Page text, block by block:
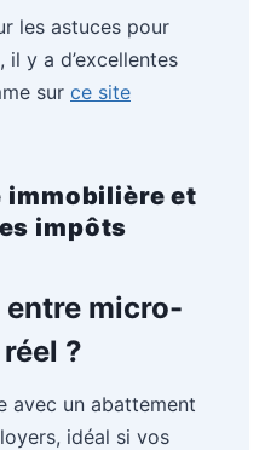
les astuces pour
y a d’excellentes
sur ce site
immobilière et
impôts
micro-
?
avec un abattement
idéal si vos